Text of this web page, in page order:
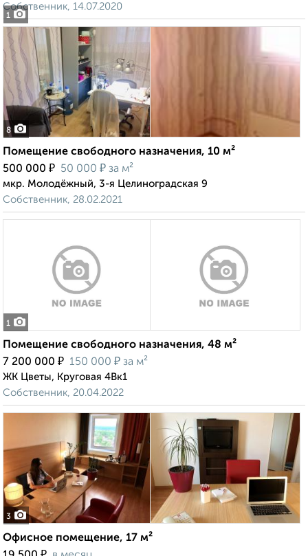
1
Собственник, 14.07.2020
8
Помещение свободного назначения, 10 м²
500 000 ₽ 50 000 ₽ за м²
мкр. Молодёжный, 3-я Целиноградская 9
Собственник, 28.02.2021
1
Помещение свободного назначения, 48 м²
7 200 000 ₽ 150 000 ₽ за м²
ЖК Цветы, Круговая 4Вк1
Собственник, 20.04.2022
3
Офисное помещение, 17 м²